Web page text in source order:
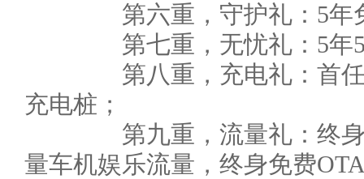
第六重，守护礼：5年免
第七重，无忧礼：5年5
第八重，充电礼：首任车
充电桩；
第九重，流量礼：终身免
量车机娱乐流量，终身免费